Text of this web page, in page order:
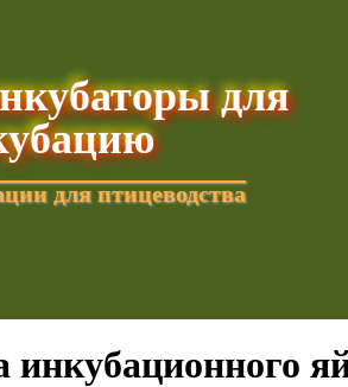
для
для птицеводства
текущую
инкубационного